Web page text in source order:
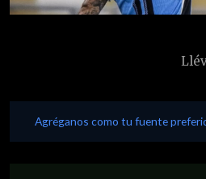
Agréganos como tu fuente